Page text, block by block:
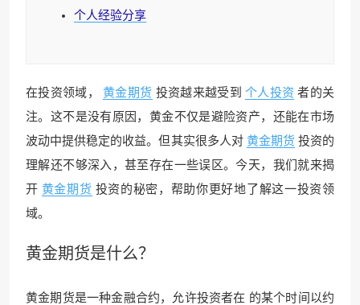
个人经验分享
在投资领域， 黄金期货 投资越来越受到 个人投资 者的关
注。这不是没有原因，黄金不仅是避险资产，还能在市场
波动中提供稳定的收益。但其实很多人对 黄金期货 投资的
理解还不够深入，甚至存在一些误区。今天，我们就来揭
开 黄金期货 投资的秘密，帮助你更好地了解这一投资领
域。
黄金期货是什么？
黄金期货是一种金融合约，允许投资者在 的某个时间以约